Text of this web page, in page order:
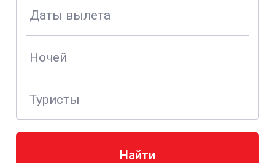
Даты вылета
Ночей
Туристы
Найти